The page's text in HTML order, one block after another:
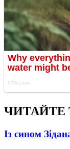
ЧИТАЙТЕ
Із сином